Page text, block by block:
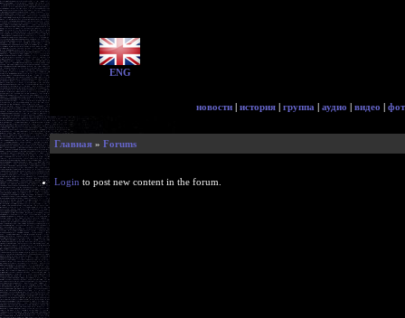
ENG
новости | история | группа | аудио | видео |
Главная » Forums
Login to post new content in the forum.